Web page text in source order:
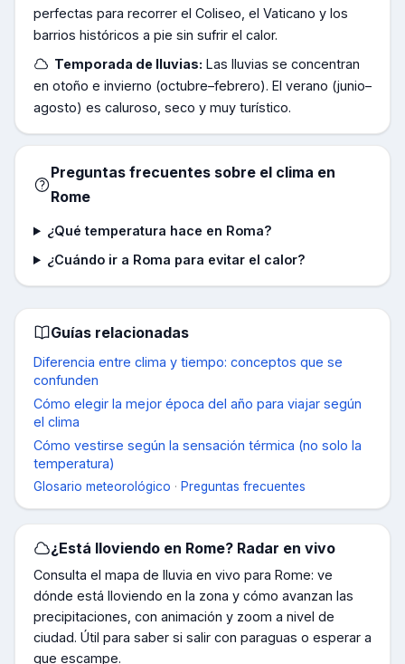
perfectas para recorrer el Coliseo, el Vaticano y los
barrios históricos a pie sin sufrir el calor.
Temporada de lluvias: Las lluvias se concentran
en otoño e invierno (octubre–febrero). El verano (junio–
agosto) es caluroso, seco y muy turístico.
Preguntas frecuentes sobre el clima en
Rome
¿Qué temperatura hace en Roma?
¿Cuándo ir a Roma para evitar el calor?
Guías relacionadas
Diferencia entre clima y tiempo: conceptos que se
confunden
Cómo elegir la mejor época del año para viajar según
el clima
Cómo vestirse según la sensación térmica (no solo la
temperatura)
Glosario meteorológico · Preguntas frecuentes
¿Está lloviendo en Rome? Radar en vivo
Consulta el mapa de lluvia en vivo para Rome: ve
dónde está lloviendo en la zona y cómo avanzan las
precipitaciones, con animación y zoom a nivel de
ciudad. Útil para saber si salir con paraguas o esperar a
que escampe.